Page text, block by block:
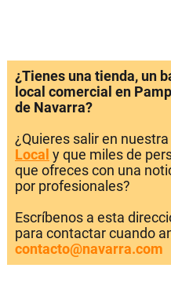
¿Tienes una tienda, un
local comercial en
de Navarra?
¿Quieres salir en
Local y que miles de
que ofreces con una
por profesionales?
Escríbenos a esta
para contactar cuando
contacto@navarra.com